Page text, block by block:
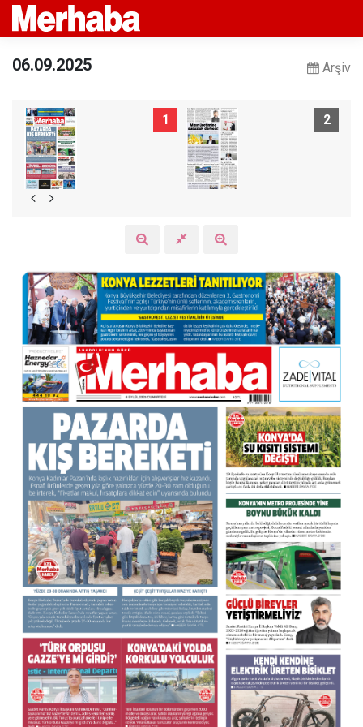
06.09.2025 Arşiv
1 2